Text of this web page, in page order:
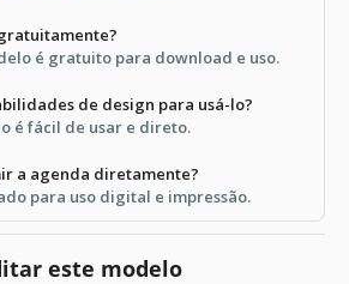
é gratuito para download e uso.
de design para usá-lo?
é fácil de usar e direto.
a agenda diretamente?
para uso digital e impressão.
este modelo